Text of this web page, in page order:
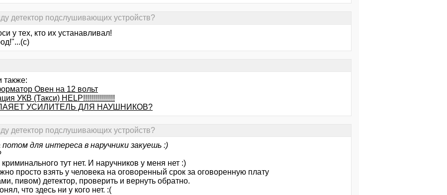
детектор подслушивающих устройств?
у тех, кто их устанавливал!
также:
Овен на 12 вольт
УКВ (Такси) HELP!!!!!!!!!!!!!!!!
УСИЛИТЕЛЬ ДЛЯ НАУШНИКОВ?
детектор подслушивающих устройств?
потом для интереса в наручники закуешь :)
криминального тут нет. И наручников у меня нет :)
просто взять у человека на оговоренный срок за оговоренную плату
пивом) детектор, проверить и вернуть обратно.
что здесь ни у кого нет. :(